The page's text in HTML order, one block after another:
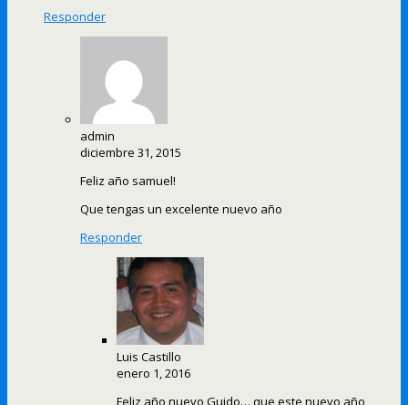
Responder
admin
diciembre 31, 2015
Feliz año samuel!
Que tengas un excelente nuevo año
Responder
Luis Castillo
enero 1, 2016
Feliz año nuevo Guido… que este nuevo año